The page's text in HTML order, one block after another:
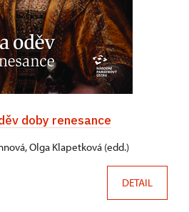
doby renesance
Olga Klapetková (edd.)
DETAIL